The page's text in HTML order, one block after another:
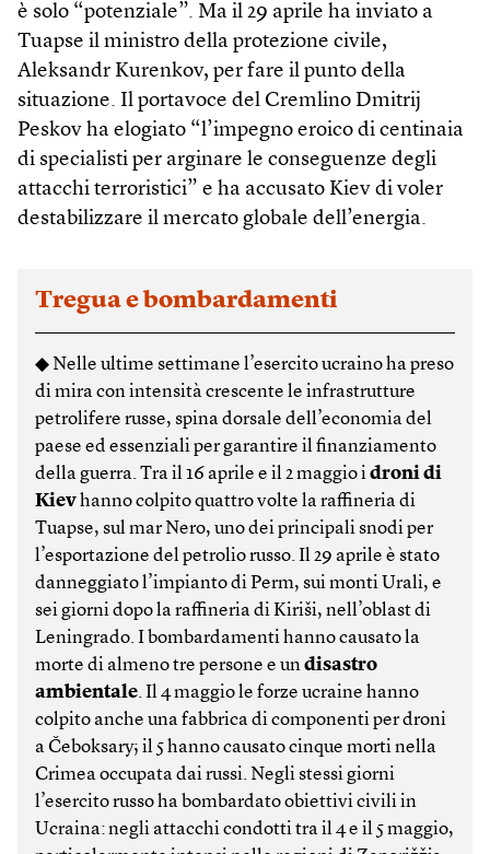
è solo “potenziale”. Ma il 29 aprile ha inviato a
Tuapse il ministro della protezione civile,
Aleksandr Kurenkov, per fare il punto della
situazione. Il portavoce del Cremlino Dmitrij
Peskov ha elogiato “l’impegno eroico di centinaia
di specialisti per arginare le conseguenze degli
attacchi terroristici” e ha accusato Kiev di voler
destabilizzare il mercato globale dell’energia.
Tregua e bombardamenti
◆ Nelle ultime settimane l’esercito ucraino ha preso
di mira con intensità crescente le infrastrutture
petrolifere russe, spina dorsale dell’economia del
paese ed essenziali per garantire il finanziamento
della guerra. Tra il 16 aprile e il 2 maggio idroni di
Kievhanno colpito quattro volte la raffineria di
Tuapse, sul mar Nero, uno dei principali snodi per
l’esportazione del petrolio russo. Il 29 aprile è stato
danneggiato l’impianto di Perm, sui monti Urali, e
sei giorni dopo la raffineria di Kiriši, nell’oblast di
Leningrado. I bombardamenti hanno causato la
morte di almeno tre persone e undisastro
ambientale. Il 4 maggio le forze ucraine hanno
colpito anche una fabbrica di componenti per droni
a Čeboksary; il 5 hanno causato cinque morti nella
Crimea occupata dai russi. Negli stessi giorni
l’esercito russo ha bombardato obiettivi civili in
Ucraina: negli attacchi condotti tra il 4 e il 5 maggio,